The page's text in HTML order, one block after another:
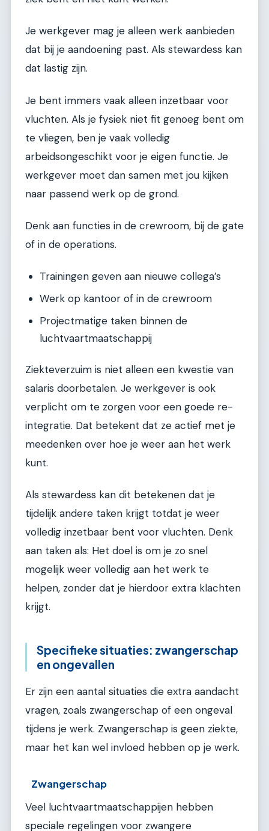
Je werkgever mag je alleen werk aanbieden
dat bij je aandoening past. Als stewardess kan
dat lastig zijn.
Je bent immers vaak alleen inzetbaar voor
vluchten. Als je fysiek niet fit genoeg bent om
te vliegen, ben je vaak volledig
arbeidsongeschikt voor je eigen functie. Je
werkgever moet dan samen met jou kijken
naar passend werk op de grond.
Denk aan functies in de crewroom, bij de gate
of in de operations.
Trainingen geven aan nieuwe collega’s
Werk op kantoor of in de crewroom
Projectmatige taken binnen de
luchtvaartmaatschappij
Ziekteverzuim is niet alleen een kwestie van
salaris doorbetalen. Je werkgever is ook
verplicht om te zorgen voor een goede re-
integratie. Dat betekent dat ze actief met je
meedenken over hoe je weer aan het werk
kunt.
Als stewardess kan dit betekenen dat je
tijdelijk andere taken krijgt totdat je weer
volledig inzetbaar bent voor vluchten. Denk
aan taken als: Het doel is om je zo snel
mogelijk weer volledig aan het werk te
helpen, zonder dat je hierdoor extra klachten
krijgt.
Specifieke situaties: zwangerschap
en ongevallen
Er zijn een aantal situaties die extra aandacht
vragen, zoals zwangerschap of een ongeval
tijdens je werk. Zwangerschap is geen ziekte,
maar het kan wel invloed hebben op je werk.
Zwangerschap
Veel luchtvaartmaatschappijen hebben
speciale regelingen voor zwangere